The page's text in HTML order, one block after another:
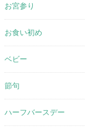
お宮参り
お食い初め
ベビー
節句
ハーフバースデー